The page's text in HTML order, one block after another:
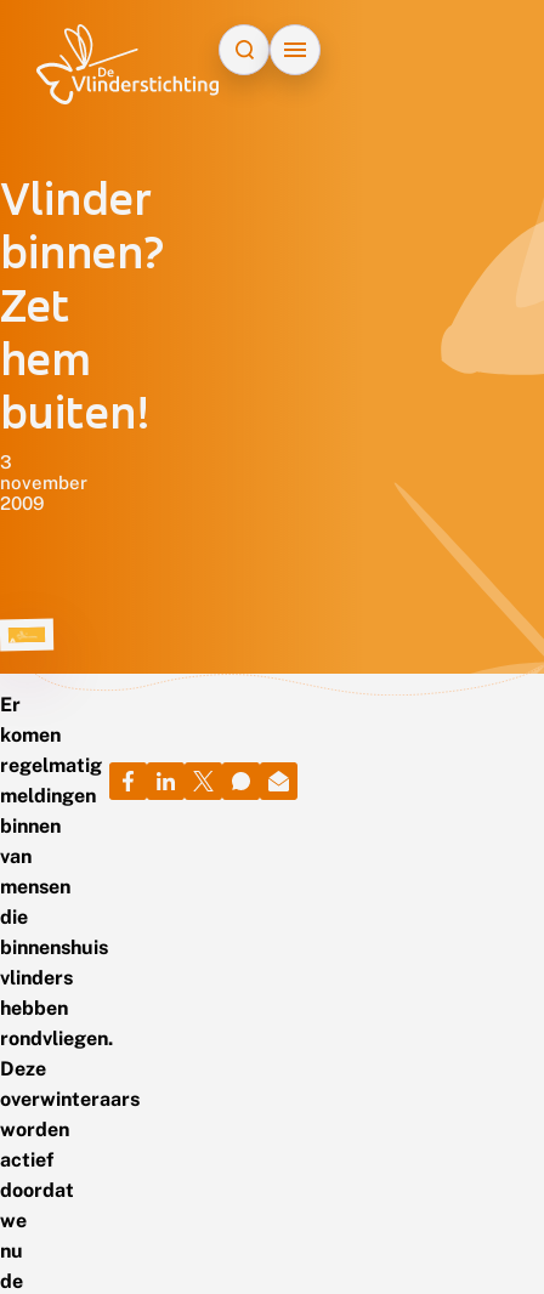
Vlinder
binnen?
Zet
hem
buiten!
3
november
2009
Er
komen
regelmatig
meldingen
binnen
van
mensen
die
binnenshuis
vlinders
hebben
rondvliegen.
Deze
overwinteraars
worden
actief
doordat
we
nu
de